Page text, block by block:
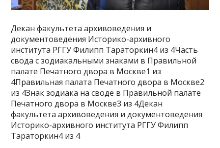
Декан факультета архивоведения и
документоведения Историко-архивного
института РГГУ Филипп Тараторкин4 из 4Часть
свода с зодиакальными знаками в Правильной
палате Печатного двора в Москве1 из
4Правильная палата Печатного двора в Москве2
из 4Знак зодиака на своде в Правильной палате
Печатного двора в Москве3 из 4Декан
факультета архивоведения и документоведения
Историко-архивного института РГГУ Филипп
Тараторкин4 из 4